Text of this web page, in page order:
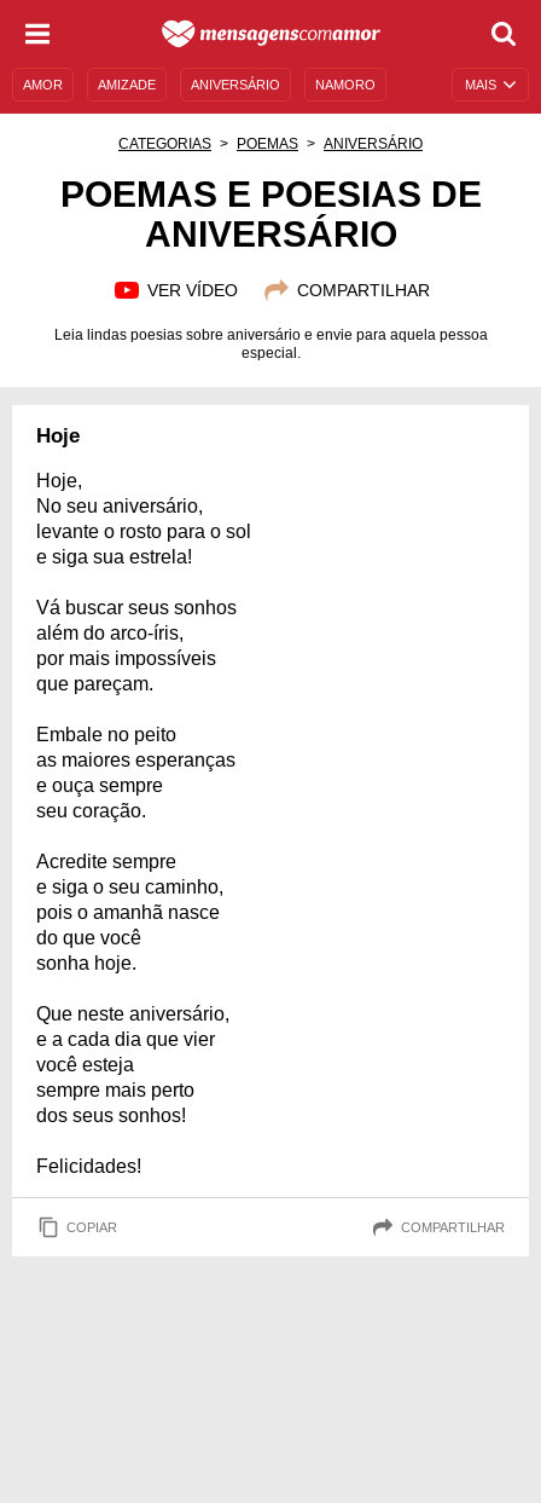
MAIS
AMOR AMIZADE ANIVERSÁRIO NAMORO
MENSAGENS E FRASES MENSAGENS DE ANIVERSÁRIO
CATEGORIAS POEMAS ANIVERSÁRIO
POEMAS E POESIAS DE
ANIVERSÁRIO
VER VÍDEO COMPARTILHAR
Leia lindas poesias sobre aniversário e envie para aquela pessoa
especial.
Hoje
Hoje,
No seu aniversário,
levante o rosto para o sol
e siga sua estrela!
Vá buscar seus sonhos
além do arco-íris,
por mais impossíveis
que pareçam.
Embale no peito
as maiores esperanças
e ouça sempre
seu coração.
Acredite sempre
e siga o seu caminho,
pois o amanhã nasce
do que você
sonha hoje.
Que neste aniversário,
e a cada dia que vier
você esteja
sempre mais perto
dos seus sonhos!
Felicidades!
COPIAR COMPARTILHAR